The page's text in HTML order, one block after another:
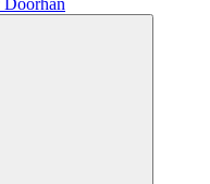
Doorhan